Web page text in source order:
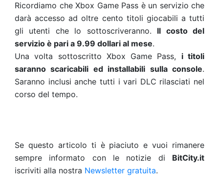
Ricordiamo che Xbox Game Pass è un servizio che
darà accesso ad oltre cento titoli giocabili a tutti
gli utenti che lo sottoscriveranno. Il costo del
servizio è pari a 9.99 dollari al mese.
Una volta sottoscritto Xbox Game Pass, i titoli
saranno scaricabili ed installabili sulla console.
Saranno inclusi anche tutti i vari DLC rilasciati nel
corso del tempo.
Se questo articolo ti è piaciuto e vuoi rimanere
sempre informato con le notizie di BitCity.it
iscriviti alla nostra Newsletter gratuita.